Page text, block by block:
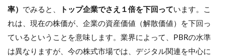
率） でみると、 トップ企業でさえ１倍を下回っています。こ
れは、現在の株価が、企業の資産価値（解散価値）を下回っ
ているということを意味します。業界によって、PBRの水準
は異なりますが、今の株式市場では、デジタル関連を中心に